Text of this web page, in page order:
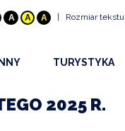
A A A | Rozmiar tekstu:
TURYSTYKA
2025 R.